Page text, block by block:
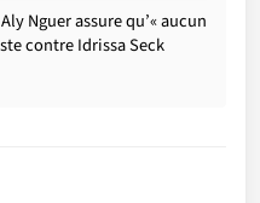
Nguer assure qu’« aucun
contre Idrissa Seck